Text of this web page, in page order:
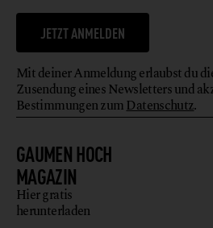
GAUMEN HOCH
MAGAZIN
Hier gratis
herunterladen
JETZT ANMELDEN
Mit deiner Anmeldung erlaubst du
Zusendung eines Newsletters und
Bestimmungen zumDatenschutz.